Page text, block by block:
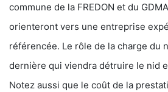
commune de la FREDON et du
orienteront vers une entreprise
référencée. Le rôle de la charge du
dernière qui viendra détruire le nid
Notez aussi que le coût de la